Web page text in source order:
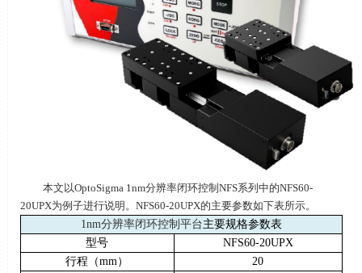
本文以OptoSigma 1nm分辨率闭环控制 NFS系列中的NFS60-
20UPX为例子进行说明。 NFS60-20UPX的主要参数如下表所示。
1nm分辨率闭环控制平台主要规格参数表
型号
NFS60-20UPX
行程（mm）
20